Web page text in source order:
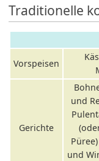
Traditionelle
Vorspeisen
Gerichte
und
und